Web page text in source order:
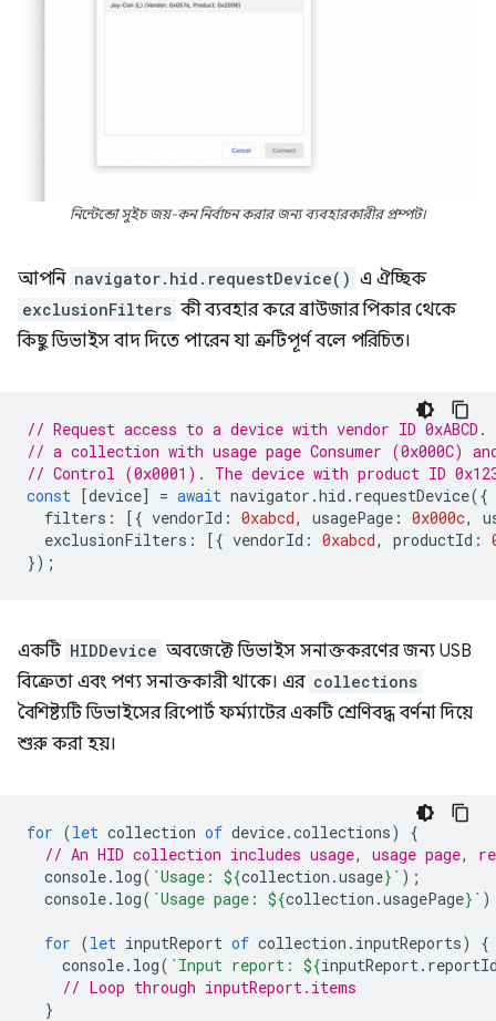
নিন্টেন্ডো সুইচ জয়-কন নির্বাচন করার জন্য ব্যবহারকারীর প্রম্পট।
আপনি navigator.hid.requestDevice() এ ঐচ্ছিক
exclusionFilters কী ব্যবহার করে ব্রাউজার পিকার থেকে
কিছু ডিভাইস বাদ দিতে পারেন যা ত্রুটিপূর্ণ বলে পরিচিত।
// Request access to a device with vendor ID
// a collection with usage page Consumer (0x000C) and
// Control (0x0001). The device with product ID
const [device] = await navigator .hid . requestDevice({
filters : [{ vendorId : 0xabcd, usagePage : 0x000c,
exclusionFilters : [{ vendorId : 0xabcd, productId :
});
একটি HIDDevice অবজেক্টে ডিভাইস সনাক্তকরণের জন্য USB
বিক্রেতা এবং পণ্য সনাক্তকারী থাকে। এর collections
বৈশিষ্ট্যটি ডিভাইসের রিপোর্ট ফর্ম্যাটের একটি শ্রেণিবদ্ধ বর্ণনা দিয়ে
শুরু করা হয়।
for (let collection of device.collections)
{
// An HID collection includes usage, usage page,
console. log( `Usage: ${collection .usage} ` );
console. log( `Usage page: ${collection .usagePage} `
for (let inputReport of collection . inputReports)
{
console. log( `Input report: ${inputReport.
// Loop through inputReport.items
}